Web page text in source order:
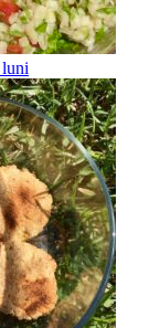
luni